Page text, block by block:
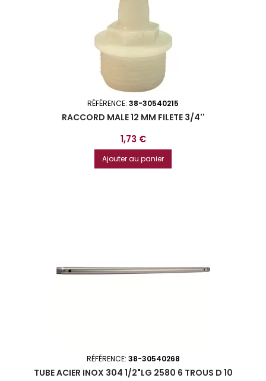
RÉFÉRENCE: 38-30540215
RACCORD MALE 12 MM FILETE 3/4''
Prix
1,73 €
Ajouter au panier
RÉFÉRENCE: 38-30540268
TUBE ACIER INOX 304 1/2"LG 2580 6 TROUS D 10